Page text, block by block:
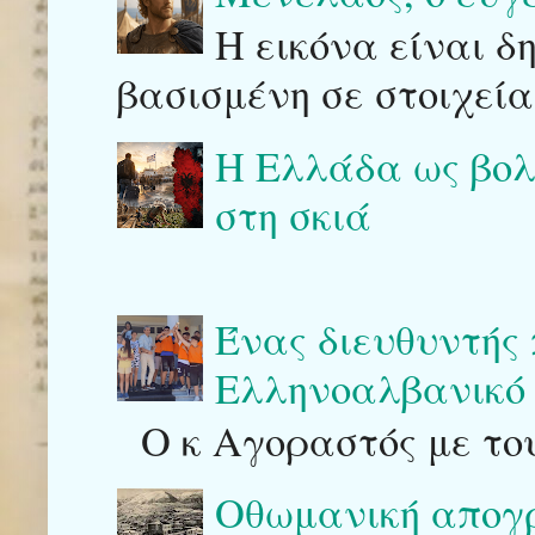
Η εικόνα είναι
βασισμένη σε
Η Ελλάδα ως
στη σκιά
Ένας
Ο κ Αγοραστός με
Οθωμανική